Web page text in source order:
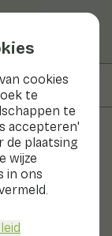
cookies
te
te
accepteren'
de plaatsing
wijze
in ons